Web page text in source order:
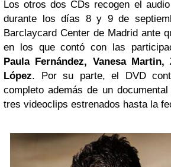
Los otros dos CDs recogen el
durante los días 8 y 9 de
Barclaycard Center de Madrid ante
en los que contó con las
Paula Fernández, Vanesa Martin,
López. Por su parte, el DVD
completo además de un
tres videoclips estrenados hasta la